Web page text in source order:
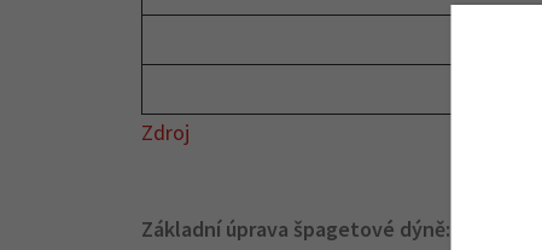
Zdroj
Základní úprava špagetové dýně: